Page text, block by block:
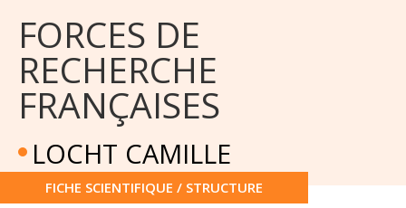
FORCES DE
RECHERCHE
FRANÇAISES
LOCHT CAMILLE
FICHE SCIENTIFIQUE / STRUCTURE